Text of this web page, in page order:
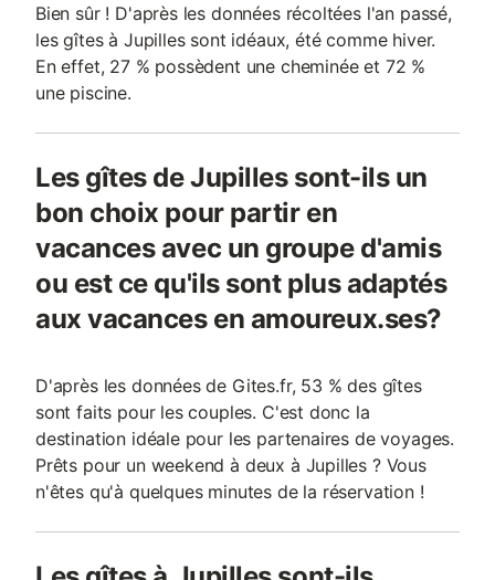
Bien sûr ! D'après les données récoltées l'an passé,
les gîtes à Jupilles sont idéaux, été comme hiver.
En effet, 27 % possèdent une cheminée et 72 %
une piscine.
Les gîtes de Jupilles sont-ils un
bon choix pour partir en
vacances avec un groupe d'amis
ou est ce qu'ils sont plus adaptés
aux vacances en amoureux.ses?
D'après les données de Gites.fr, 53 % des gîtes
sont faits pour les couples. C'est donc la
destination idéale pour les partenaires de voyages.
Prêts pour un weekend à deux à Jupilles ? Vous
n'êtes qu'à quelques minutes de la réservation !